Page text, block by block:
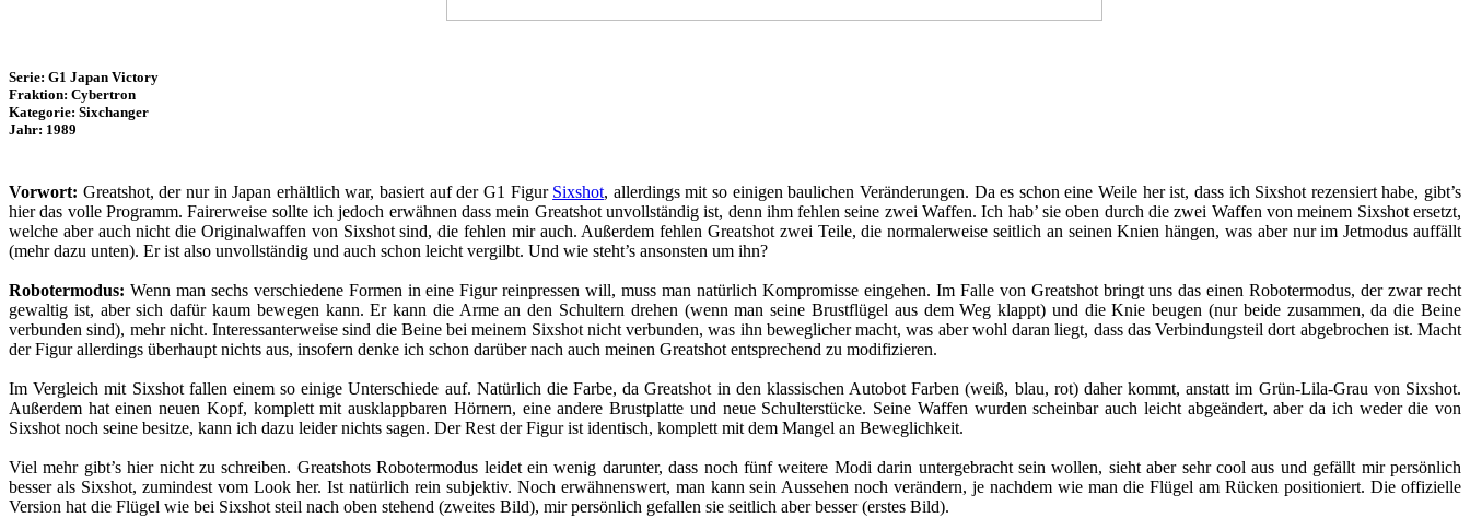
Serie: G1 Japan Victory
Fraktion: Cybertron
Kategorie: Sixchanger
Jahr: 1989
Vorwort: Greatshot, der nur in Japan erhältlich war, basiert auf der G1 Figur Sixshot, allerdings mit so einigen baulichen Veränderungen. Da es schon eine Weile her ist, dass ich Sixshot rezensiert habe, gibt’s
hier das volle Programm. Fairerweise sollte ich jedoch erwähnen dass mein Greatshot unvollständig ist, denn ihm fehlen seine zwei Waffen. Ich hab’ sie oben durch die zwei Waffen von meinem Sixshot ersetzt,
welche aber auch nicht die Originalwaffen von Sixshot sind, die fehlen mir auch. Außerdem fehlen Greatshot zwei Teile, die normalerweise seitlich an seinen Knien hängen, was aber nur im Jetmodus auffällt
(mehr dazu unten). Er ist also unvollständig und auch schon leicht vergilbt. Und wie steht’s ansonsten um ihn?
Robotermodus: Wenn man sechs verschiedene Formen in eine Figur reinpressen will, muss man natürlich Kompromisse eingehen. Im Falle von Greatshot bringt uns das einen Robotermodus, der zwar recht
gewaltig ist, aber sich dafür kaum bewegen kann. Er kann die Arme an den Schultern drehen (wenn man seine Brustflügel aus dem Weg klappt) und die Knie beugen (nur beide zusammen, da die Beine
verbunden sind), mehr nicht. Interessanterweise sind die Beine bei meinem Sixshot nicht verbunden, was ihn beweglicher macht, was aber wohl daran liegt, dass das Verbindungsteil dort abgebrochen ist. Macht
der Figur allerdings überhaupt nichts aus, insofern denke ich schon darüber nach auch meinen Greatshot entsprechend zu modifizieren.
Im Vergleich mit Sixshot fallen einem so einige Unterschiede auf. Natürlich die Farbe, da Greatshot in den klassischen Autobot Farben (weiß, blau, rot) daher kommt, anstatt im Grün-Lila-Grau von Sixshot.
Außerdem hat einen neuen Kopf, komplett mit ausklappbaren Hörnern, eine andere Brustplatte und neue Schulterstücke. Seine Waffen wurden scheinbar auch leicht abgeändert, aber da ich weder die von
Sixshot noch seine besitze, kann ich dazu leider nichts sagen. Der Rest der Figur ist identisch, komplett mit dem Mangel an Beweglichkeit.
Viel mehr gibt’s hier nicht zu schreiben. Greatshots Robotermodus leidet ein wenig darunter, dass noch fünf weitere Modi darin untergebracht sein wollen, sieht aber sehr cool aus und gefällt mir persönlich
besser als Sixshot, zumindest vom Look her. Ist natürlich rein subjektiv. Noch erwähnenswert, man kann sein Aussehen noch verändern, je nachdem wie man die Flügel am Rücken positioniert. Die offizielle
Version hat die Flügel wie bei Sixshot steil nach oben stehend (zweites Bild), mir persönlich gefallen sie seitlich aber besser (erstes Bild).